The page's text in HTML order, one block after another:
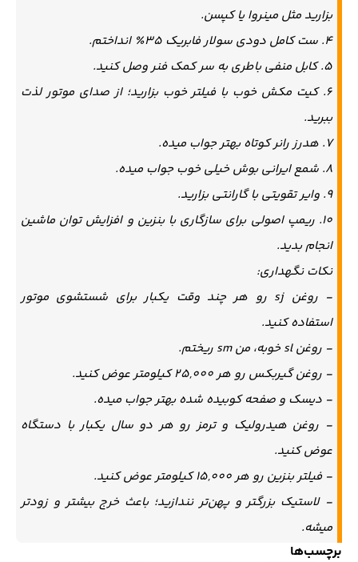
بزارید مثل مینروا یا کپسن.
4. ست کامل دودی سولار فابریک 35٪ انداختم.
5. کابل منفی باطری به سر کمک فنر وصل کنید.
6. کیت مکش خوب با فیلتر خوب بزارید؛ از صدای موتور لذت
ببرید.
7. هدرز رانر کوتاه بهتر جواب میده.
8. شمع ایرانی بوش خیلی خوب جواب میده.
9. وایر تقویتی با گارانتی بزارید.
10. ریمپ اصولی برای سازگاری با بنزین و افزایش توان ماشین
انجام بدید.
نکات نگهداری:
- روغن sj رو هر چند وقت یکبار برای شستشوی موتور
استفاده کنید.
- روغن sl خوبه، من sm ریختم.
- روغن گیربکس رو هر 25,000 کیلومتر عوض کنید.
- دیسک و صفحه کوبیده شده بهتر جواب میده.
- روغن هیدرولیک و ترمز رو هر دو سال یکبار با دستگاه
عوض کنید.
- فیلتر بنزین رو هر 15,000 کیلومتر عوض کنید.
- لاستیک بزرگتر و پهن‌تر نندازید؛ باعث خرج بیشتر و زودتر
میشه.
برچسب‌ها